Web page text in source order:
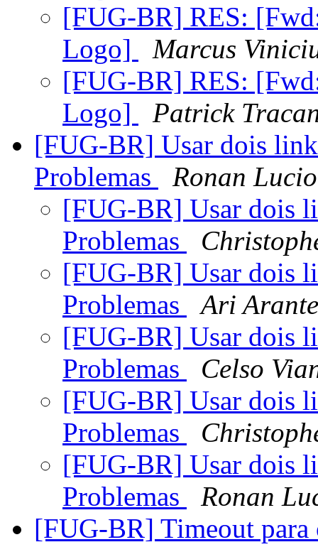
[FUG-BR] RES:
Logo]
Marcus
[FUG-BR] RES:
Logo]
Patrick
[FUG-BR] Usar dois
Problemas
Ronan Lucio
[FUG-BR] Usar dois
Problemas
[FUG-BR] Usar dois
Problemas
Ari
[FUG-BR] Usar dois
Problemas
Celso
[FUG-BR] Usar dois
Problemas
[FUG-BR] Usar dois
Problemas
Ronan
[FUG-BR] Timeout